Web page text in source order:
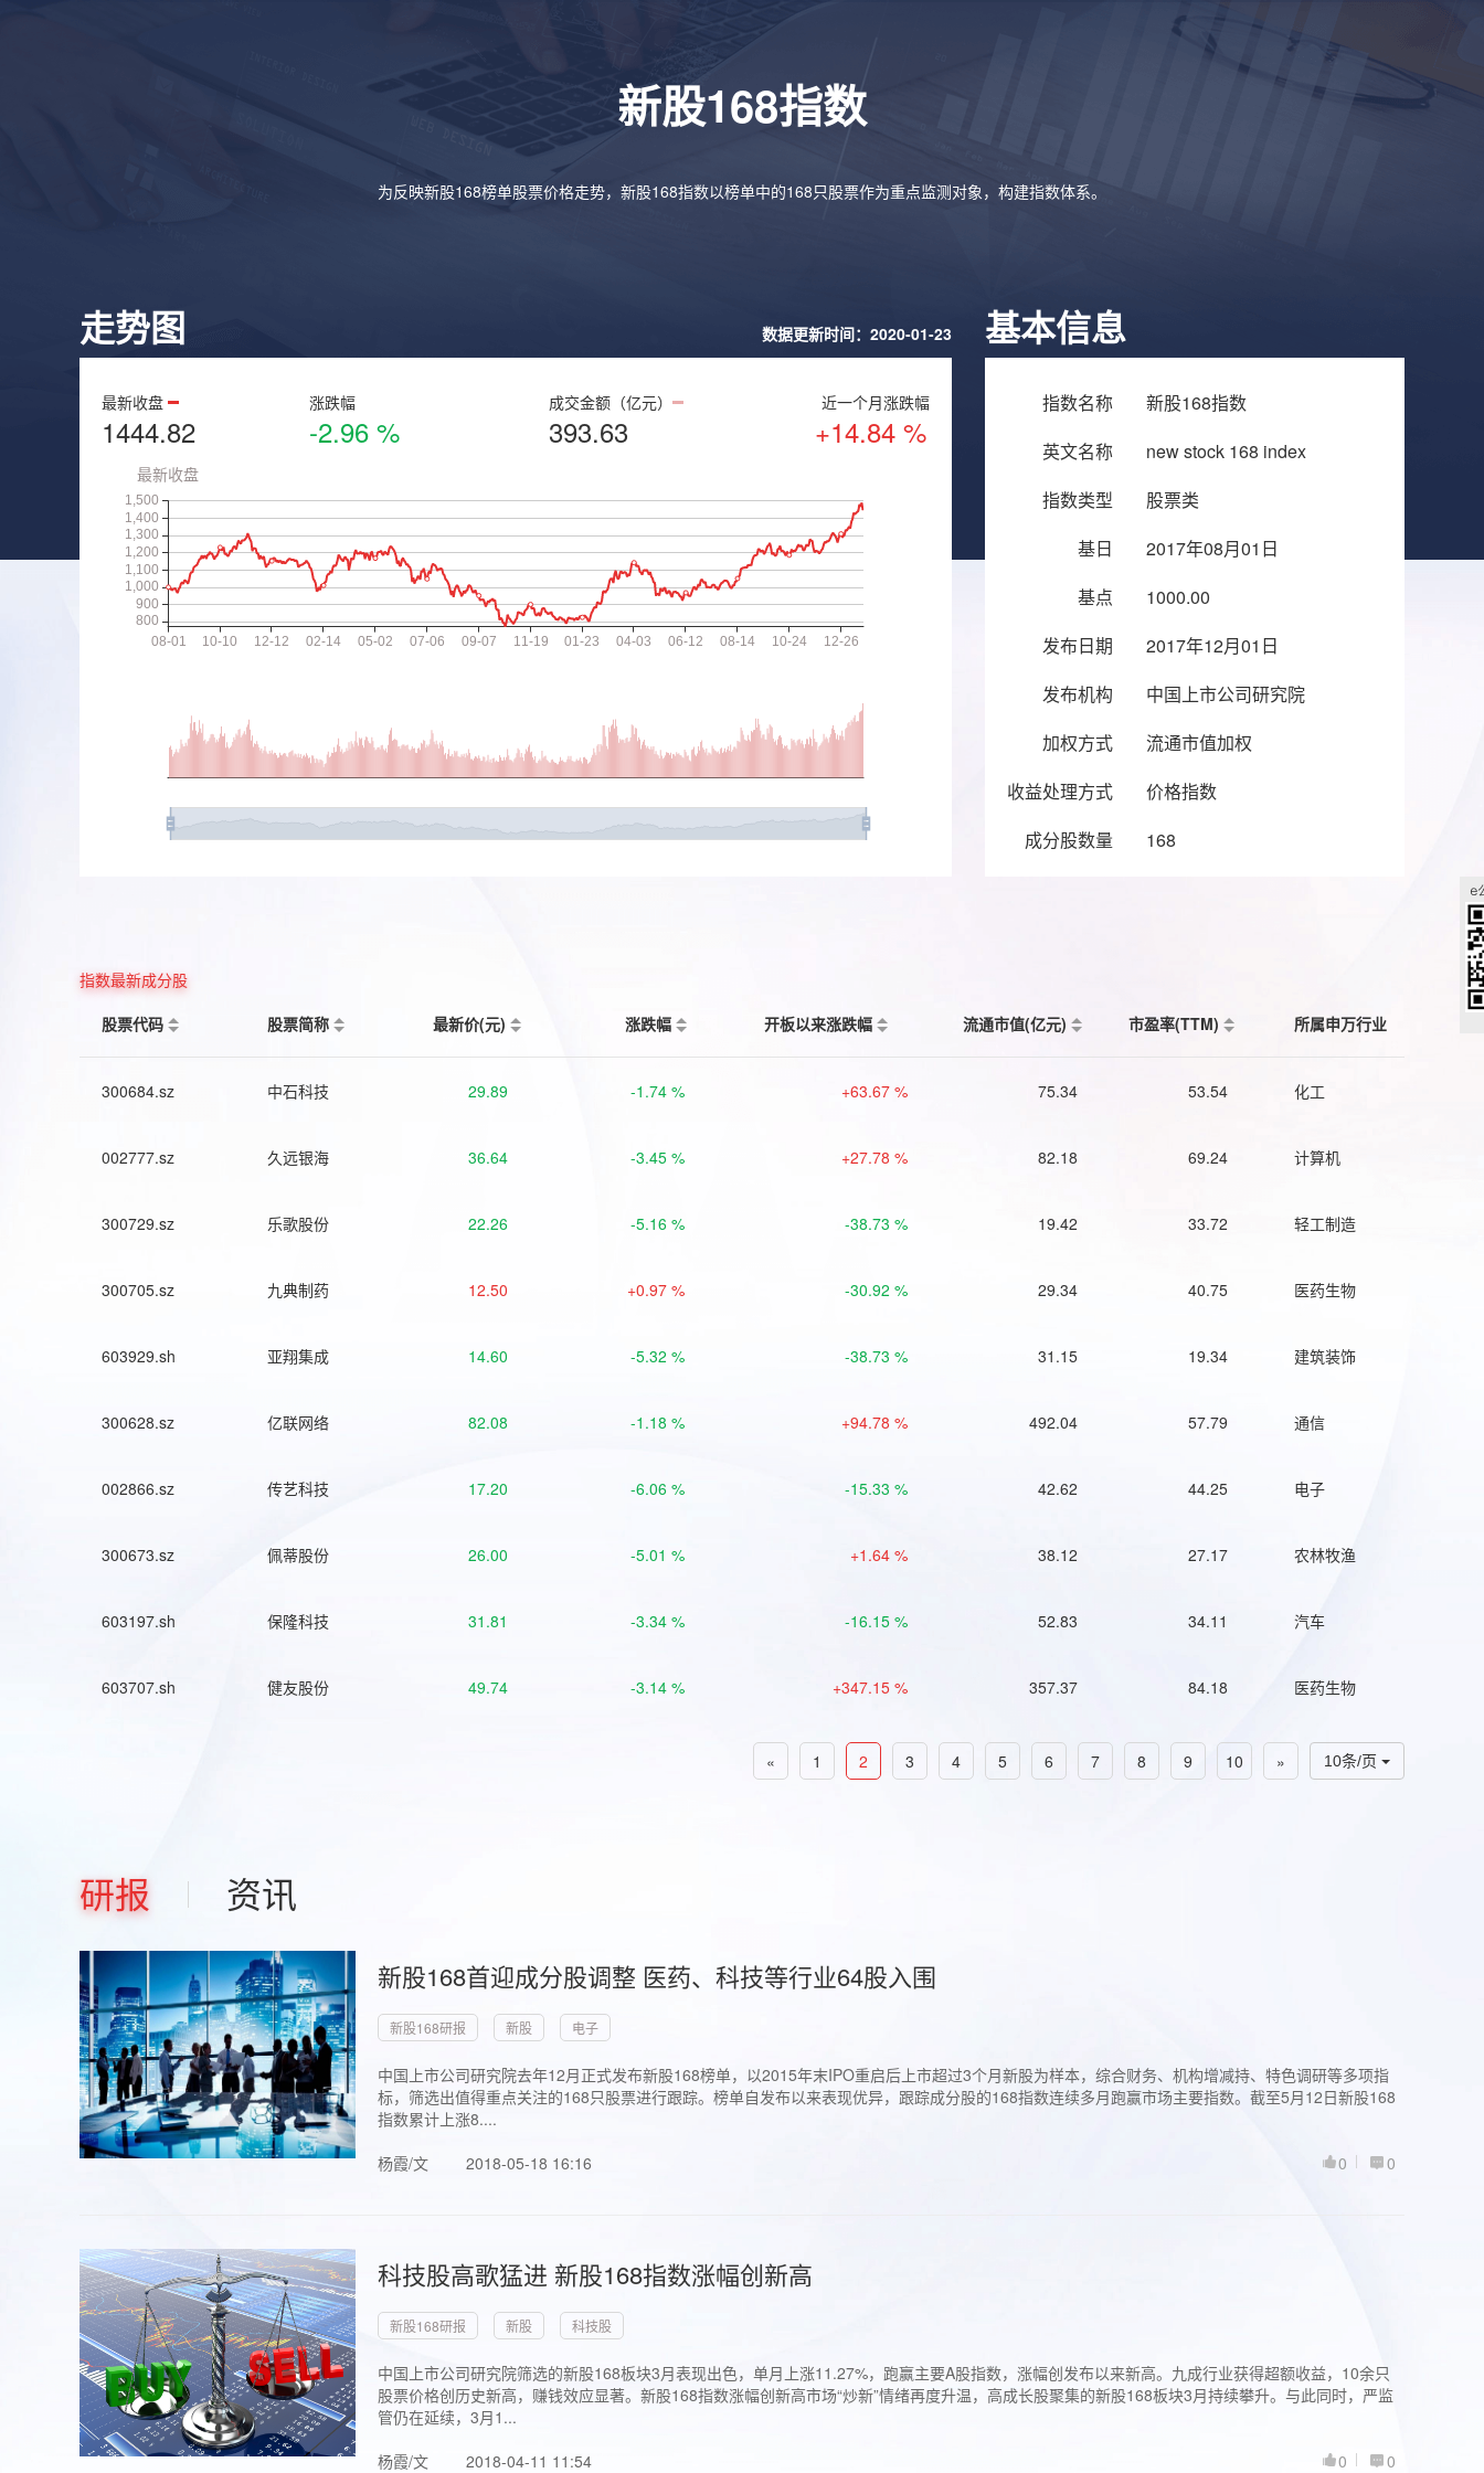
新股168指数
为反映新股168榜单股票价格走势，新股168指数以榜单中的168只股票作为重点监测对象，构建指数体系。
走势图 数据更新时间：2020-01-23
最新收盘
1444.82
涨跌幅
-2.96 %
成交金额（亿元）
393.63
近一个月涨跌幅
+14.84 %
基本信息
指数名称
新股168指数
英文名称
new stock 168 index
指数类型
股票类
基日
2017年08月01日
基点
1000.00
发布日期
2017年12月01日
发布机构
中国上市公司研究院
加权方式
流通市值加权
收益处理方式
价格指数
成分股数量
168
指数最新成分股
股票代码
股票简称 最新价(元) 涨跌幅 开板以来涨跌幅 流通市值(亿元) 市盈率(TTM) 所属申万行业
300684.sz 中石科技 29.89 -1.74 % +63.67 % 75.34 53.54 化工
002777.sz 久远银海 36.64 -3.45 % +27.78 % 82.18 69.24 计算机
300729.sz 乐歌股份 22.26 -5.16 % -38.73 % 19.42 33.72 轻工制造
300705.sz 九典制药 12.50 +0.97 % -30.92 % 29.34 40.75 医药生物
603929.sh 亚翔集成 14.60 -5.32 % -38.73 % 31.15 19.34 建筑装饰
300628.sz 亿联网络 82.08 -1.18 % +94.78 % 492.04 57.79 通信
002866.sz 传艺科技 17.20 -6.06 % -15.33 % 42.62 44.25 电子
300673.sz 佩蒂股份 26.00 -5.01 % +1.64 % 38.12 27.17 农林牧渔
603197.sh 保隆科技 31.81 -3.34 % -16.15 % 52.83 34.11 汽车
603707.sh 健友股份 49.74 -3.14 % +347.15 % 357.37 84.18 医药生物
10条/页
« 1 2 3 4 5 6 7 8 9 10 »
研报 资讯
新股168首迎成分股调整 医药、科技等行业64股入围
新股168研报 新股 电子
中国上市公司研究院去年12月正式发布新股168榜单，以2015年末IPO重启后上市超过3个月新股为样本，综合财务、机构增减持、特色调研等多项指
标，筛选出值得重点关注的168只股票进行跟踪。榜单自发布以来表现优异，跟踪成分股的168指数连续多月跑赢市场主要指数。截至5月12日新股168
指数累计上涨8....
杨霞/文
2018-05-18 16:16 0
0
科技股高歌猛进 新股168指数涨幅创新高
新股168研报 新股 科技股
中国上市公司研究院筛选的新股168板块3月表现出色，单月上涨11.27%，跑赢主要A股指数，涨幅创发布以来新高。九成行业获得超额收益，10余只
股票价格创历史新高，赚钱效应显著。新股168指数涨幅创新高市场“炒新”情绪再度升温，高成长股聚集的新股168板块3月持续攀升。与此同时，严监
管仍在延续，3月1...
杨霞/文
2018-04-11 11:54 0
0